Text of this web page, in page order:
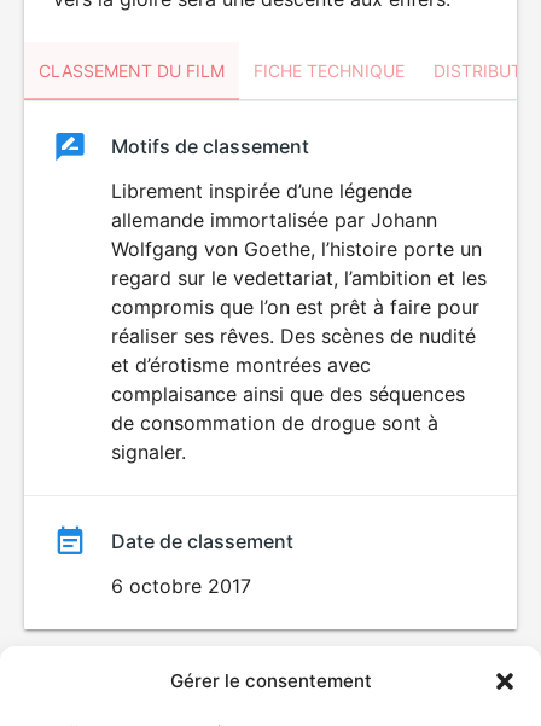
Gérer le consentement
CLASSEMENT DU FILM FICHE TECHNIQUE
ClassementClassement
ÉROTISME
Motifs de classement
Librement inspirée d’une légende
allemande immortalisée par Johann
Wolfgang von Goethe, l’histoire porte un
regard sur le vedettariat, l’ambition et les
compromis que l’on est prêt à faire pour
réaliser ses rêves. Des scènes de nudité
et d’érotisme montrées avec
complaisance ainsi que des séquences
de consommation de drogue sont à
signaler.
Date de classement
6 octobre 2017